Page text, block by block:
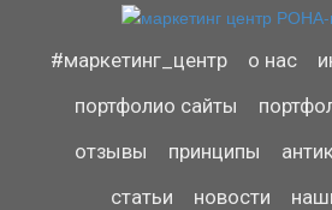
#маркетинг_центр о нас
портфолио сайты
отзывы
принципы
статьи
новости